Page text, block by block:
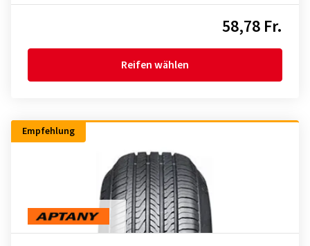
58,78 Fr.
Reifen wählen
Empfehlung